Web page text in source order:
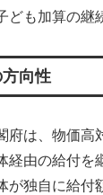
ども加算の継
向性
府は、物価高
経由の給付を
が独自に給付